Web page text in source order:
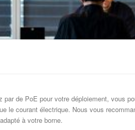
de PoE pour votre déploiement, vous
le courant électrique. Nous vous
à votre borne.